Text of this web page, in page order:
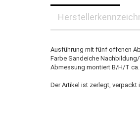
Ausführung mit fünf offenen
Farbe Sandeiche
Abmessung montiert B/H/T ca.
Der Artikel ist zerlegt, verpackt